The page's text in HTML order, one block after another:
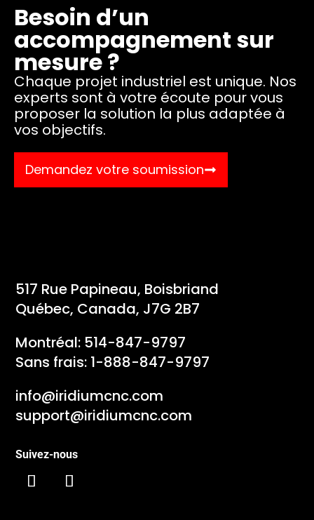
Besoin d’un
accompagnement sur
mesure ?
Chaque projet industriel est unique. Nos
experts sont à votre écoute pour vous
proposer la solution la plus adaptée à
vos objectifs.
Demandez votre soumission
517 Rue Papineau, Boisbriand
Québec, Canada, J7G 2B7
Montréal: 514-847-9797
Sans frais: 1-888-847-9797
info@iridiumcnc.com
support@iridiumcnc.com
Suivez-nous